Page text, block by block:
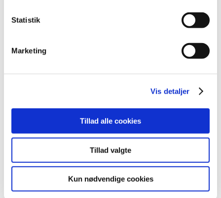
Statistik
Marketing
Vis detaljer
Tillad alle cookies
Tillad valgte
Kun nødvendige cookies
2021 (516)
2019 (159)
december (14)
oktober (13)
august (15)